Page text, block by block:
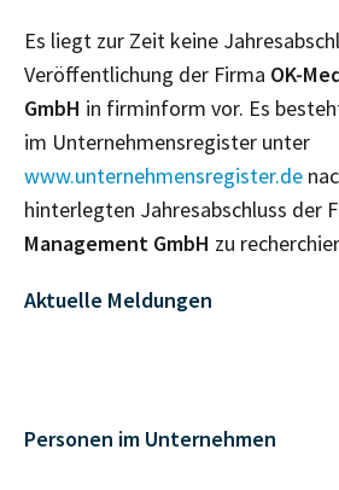
Es liegt zur Zeit keine
Veröffentlichung der Firma OK-
GmbH in firminform vor. Es
im Unternehmensregister unter
www.unternehmensregister.de
hinterlegten Jahresabschluss der
Management GmbH zu
Aktuelle Meldungen
Personen im Unternehmen